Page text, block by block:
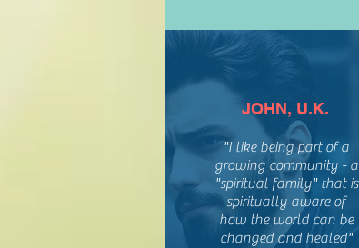
JOHN, U.K.
"I like being part of a
growing community - a
"spiritual family" that is
spiritually aware of
how the world can be
changed and healed"